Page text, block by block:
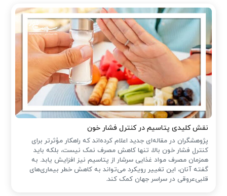
نقش کلیدی پتاسیم در کنترل فشار خون
پژوهشگران در مقاله‌ای جدید اعلام کرده‌اند که راهکار مؤثرتر برای
کنترل فشار خون بالا، تنها کاهش مصرف نمک نیست، بلکه باید
همزمان مصرف مواد غذایی سرشار از پتاسیم نیز افزایش یابد. به
گفته آنان، این تغییر رویکرد می‌تواند به کاهش خطر بیماری‌های
قلبی‌عروقی در سراسر جهان کمک کند.